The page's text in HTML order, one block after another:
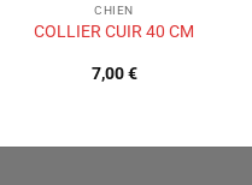
CHIEN
COLLIER CUIR 40 CM
7,00€